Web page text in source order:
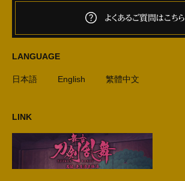
よくあるご質問はこちら
LANGUAGE
日本語 English 繁體中文
LINK